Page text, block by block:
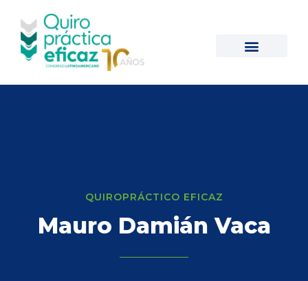
QUIROPRÁCTICO EFICAZ
Mauro Damián Vaca